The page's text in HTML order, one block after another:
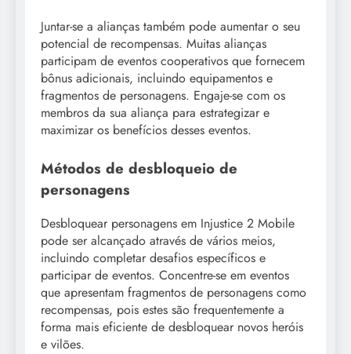
Juntar-se a alianças também pode aumentar o seu
potencial de recompensas. Muitas alianças
participam de eventos cooperativos que fornecem
bônus adicionais, incluindo equipamentos e
fragmentos de personagens. Engaje-se com os
membros da sua aliança para estrategizar e
maximizar os benefícios desses eventos.
Métodos de desbloqueio de
personagens
Desbloquear personagens em Injustice 2 Mobile
pode ser alcançado através de vários meios,
incluindo completar desafios específicos e
participar de eventos. Concentre-se em eventos
que apresentam fragmentos de personagens como
recompensas, pois estes são frequentemente a
forma mais eficiente de desbloquear novos heróis
e vilões.